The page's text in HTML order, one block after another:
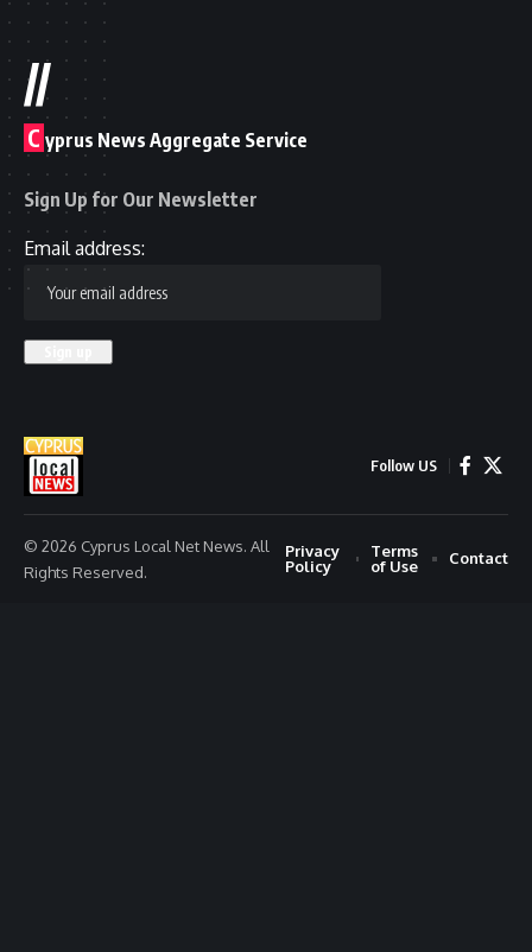
//
C yprus News Aggregate Service
Sign Up for Our Newsletter
Email address:
Follow US
© 2026 Cyprus Local Net News. All
Rights Reserved.
Privacy
Policy
Terms
of Use
Contact